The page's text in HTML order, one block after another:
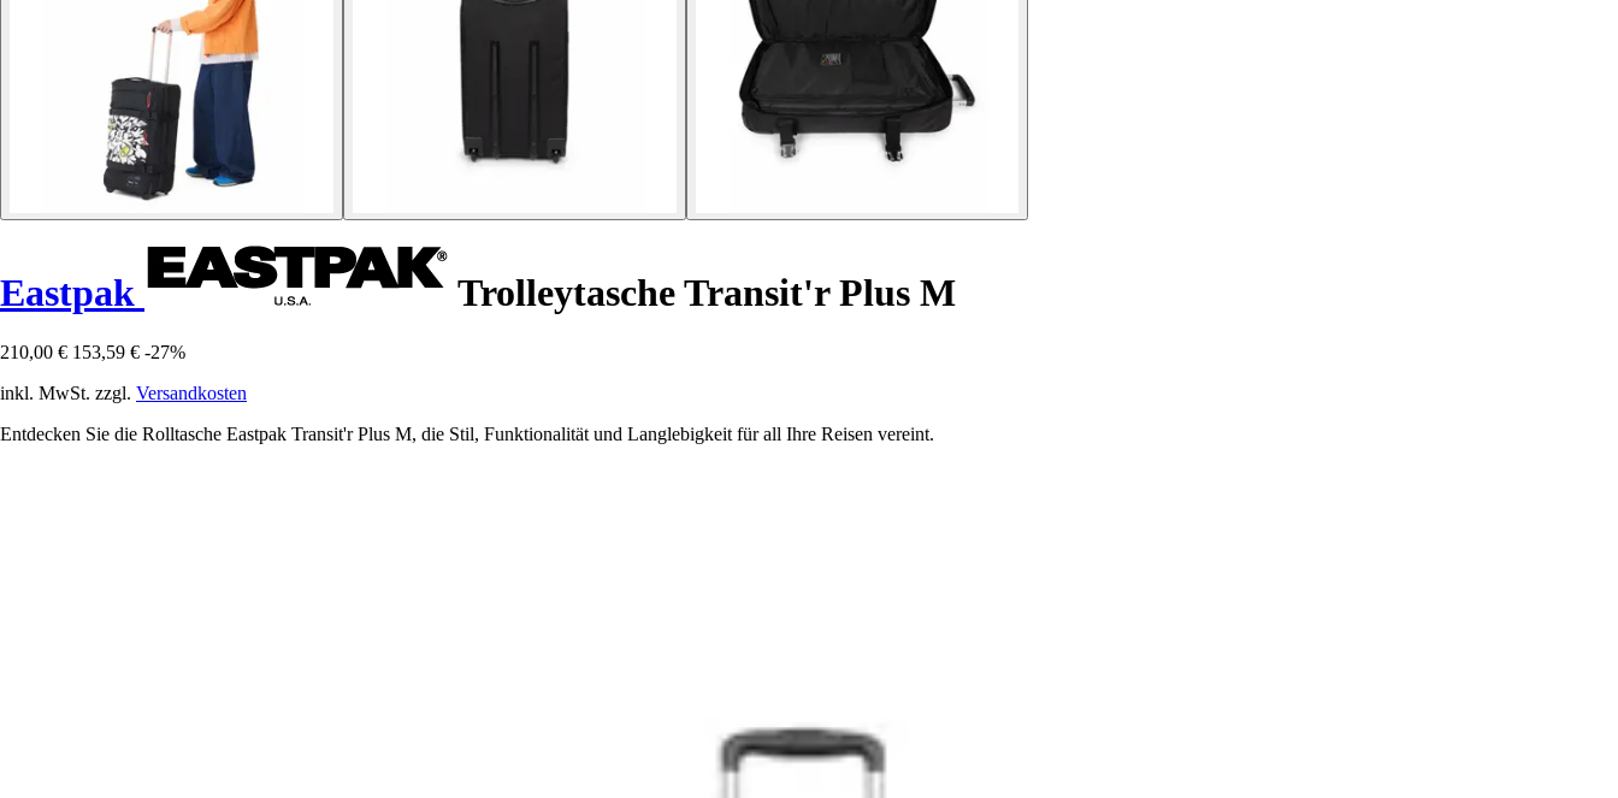
Eastpak Trolleytasche Transit'r Plus M
210,00 € 153,59 € -27%
inkl. MwSt. zzgl. Versandkosten
Entdecken Sie die Rolltasche Eastpak Transit'r Plus M, die Stil, Funktionalität und Langlebigkeit für all Ihre Reisen vereint.